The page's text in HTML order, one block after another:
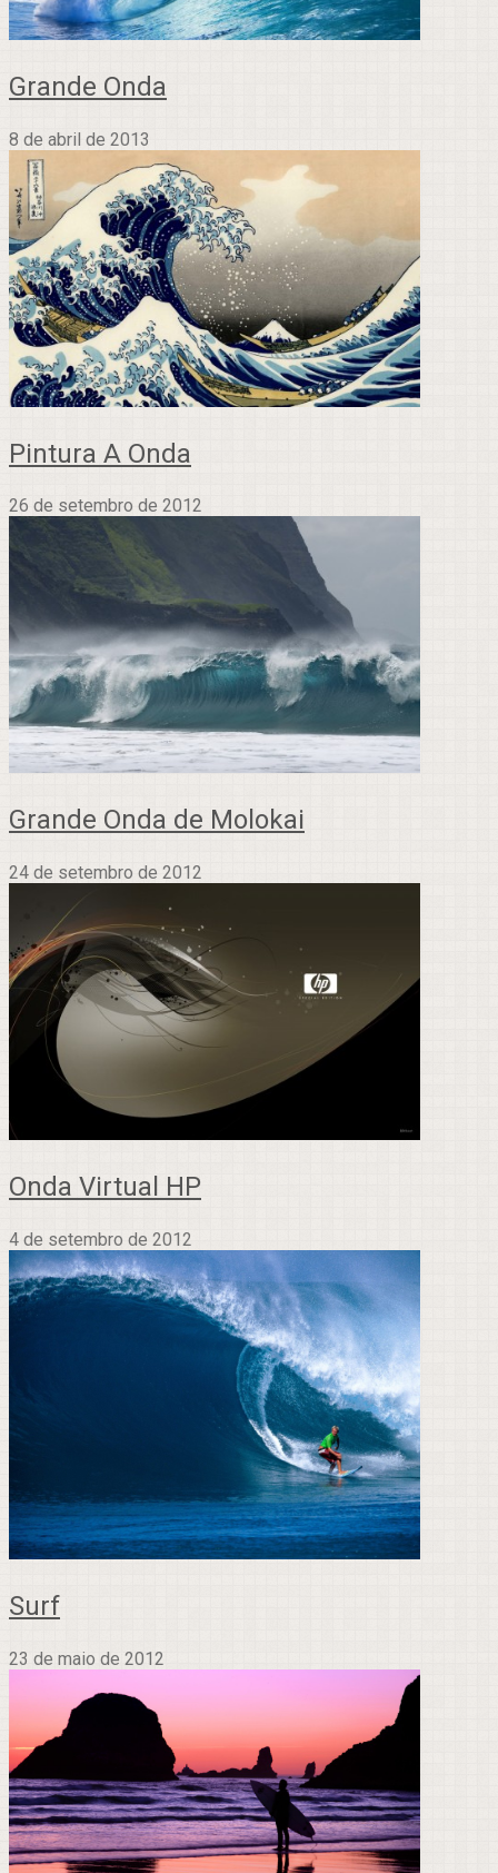
Grande Onda
8 de abril de 2013
Pintura A Onda
26 de setembro de 2012
Grande Onda de Molokai
24 de setembro de 2012
Onda Virtual HP
4 de setembro de 2012
Surf
23 de maio de 2012